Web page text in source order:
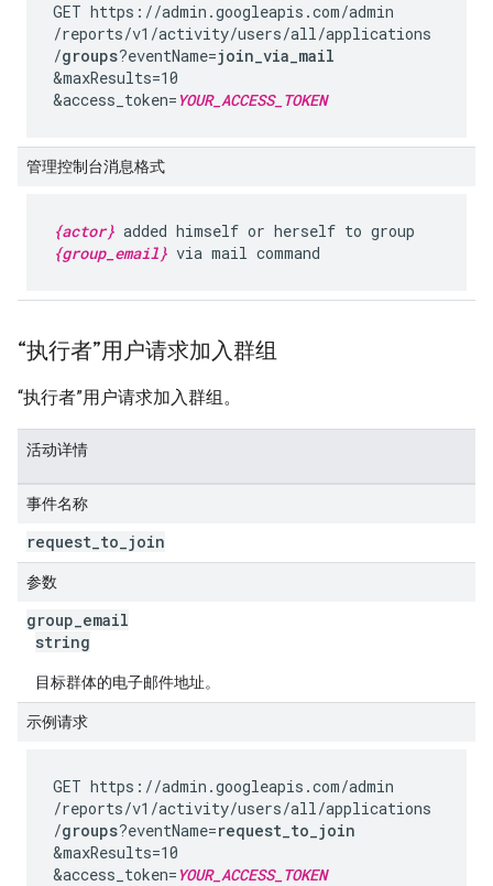
GET https://admin.googleapis.com/admin
/reports/v1 /activity/users/all/applications
/groups?eventName=join_via_mail
&maxResults=10
&access_token= YOUR_ACCESS_TOKEN
管理控制台消息格式
{actor} added himself or herself to group
{group_email} via mail command
“执行者”用户请求加入群组
“执行者”用户请求加入群组。
活动详情
事件名称
request to join
参数
group email
string
目标群体的电子邮件地址。
示例请求
GET https://admin.googleapis.com/admin
/reports/v1 /activity/users/all/applications
/groups?eventName=request_to_join
&maxResults=10
&access_token= YOUR_ACCESS_TOKEN